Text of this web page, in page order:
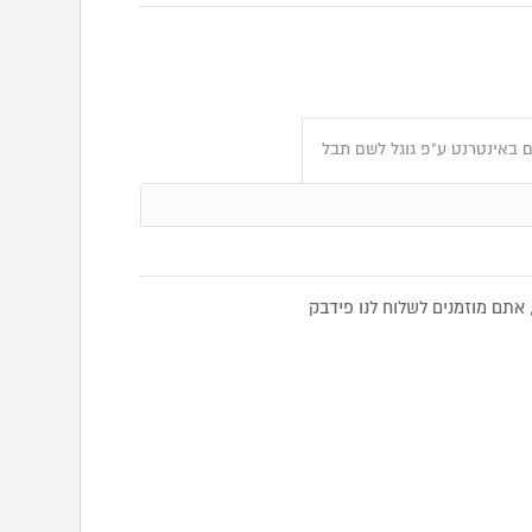
באינטרנט ע"פ גוגל לשם תבל
מוזמנים לשלוח לנו פידבק